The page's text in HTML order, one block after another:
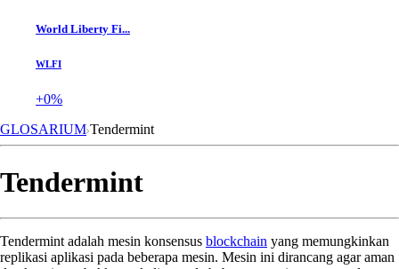
World Liberty Fi...
WLFI
+0%
GLOSARIUM Tendermint
Tendermint
Tendermint adalah mesin konsensus blockchain yang memungkinkan
replikasi aplikasi pada beberapa mesin. Mesin ini dirancang agar aman